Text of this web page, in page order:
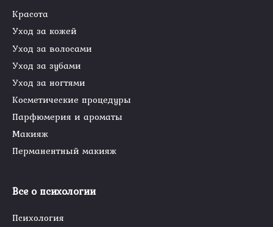
Красота
Уход за кожей
Уход за волосами
Уход за зубами
Уход за ногтями
Косметические процедуры
Парфюмерия и ароматы
Макияж
Перманентный макияж
Все о психологии
Психология